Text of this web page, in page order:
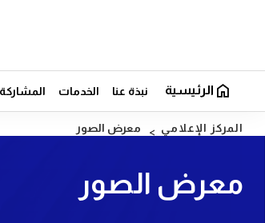
الرئيسية نبذة عنا الخدمات
المركز الإعلامي معرض الصور
معرض الصور